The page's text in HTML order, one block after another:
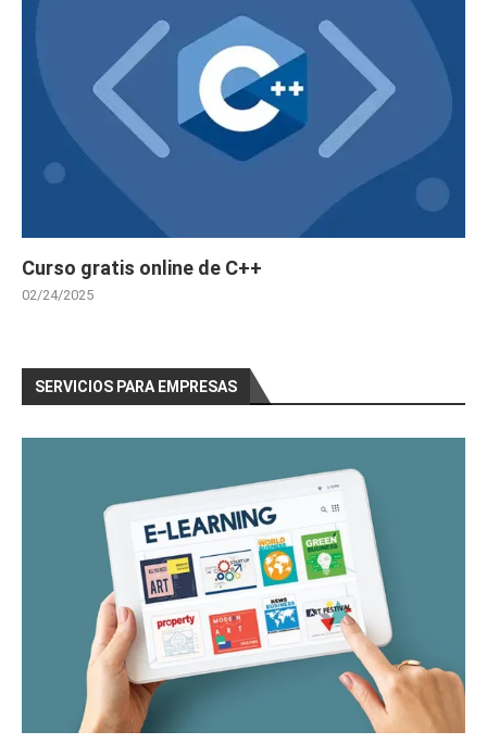
Curso gratis online de C++
02/24/2025
SERVICIOS PARA EMPRESAS